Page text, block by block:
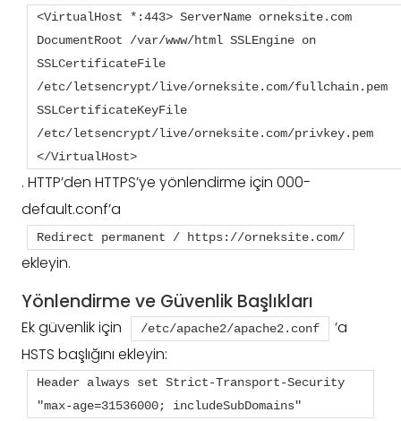
<VirtualHost *:443> ServerName orneksite.com
DocumentRoot /var/www/html SSLEngine on
SSLCertificateFile
/etc/letsencrypt/live/orneksite.com/fullchain.pem
SSLCertificateKeyFile
/etc/letsencrypt/live/orneksite.com/privkey.pem
</VirtualHost>
. HTTP’den HTTPS’ye yönlendirme için 000-
default.conf’a
Redirect permanent / https://orneksite.com/
ekleyin.
Yönlendirme ve Güvenlik Başlıkları
Ek güvenlik için /etc/apache2/apache2.conf
‘a
HSTS başlığını ekleyin:
Header always set Strict-Transport-Security
"max-age=31536000; includeSubDomains"